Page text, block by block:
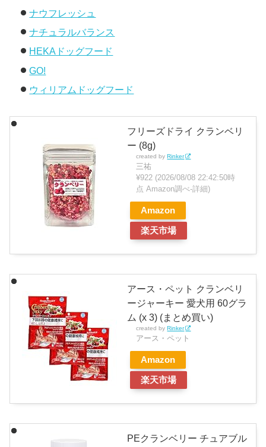
ナウフレッシュ
ナチュラルバランス
HEKAドッグフード
GO!
ウィリアムドッグフード
フリーズドライ クランベリ
ー (8g)
created byRinker
三祐
¥922 (2026/08/08 22:42:50時
点 Amazon調べ-詳細)
Amazon
楽天市場
アース・ペット クランベリ
ージャーキー 愛犬用 60グラ
ム (x 3) (まとめ買い)
created byRinker
アース・ペット
Amazon
楽天市場
PEクランベリー チュアブル